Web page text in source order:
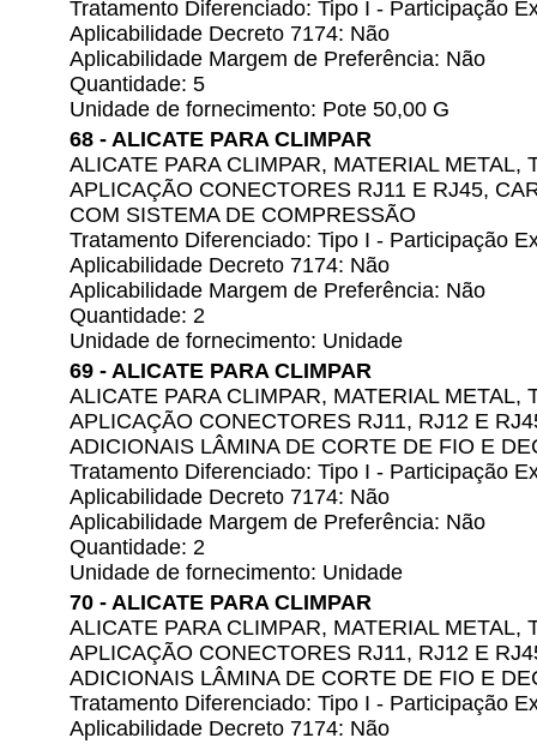
Tratamento Diferenciado: Tipo I - Participação
Aplicabilidade Decreto 7174: Não
Aplicabilidade Margem de Preferência: Não
Quantidade: 5
Unidade de fornecimento: Pote 50,00 G
68 - ALICATE PARA CLIMPAR
ALICATE PARA CLIMPAR, MATERIAL METAL,
APLICAÇÃO CONECTORES RJ11 E RJ45,
COM SISTEMA DE COMPRESSÃO
Tratamento Diferenciado: Tipo I - Participação
Aplicabilidade Decreto 7174: Não
Aplicabilidade Margem de Preferência: Não
Quantidade: 2
Unidade de fornecimento: Unidade
69 - ALICATE PARA CLIMPAR
ALICATE PARA CLIMPAR, MATERIAL METAL,
APLICAÇÃO CONECTORES RJ11, RJ12 E
ADICIONAIS LÂMINA DE CORTE DE FIO E
Tratamento Diferenciado: Tipo I - Participação
Aplicabilidade Decreto 7174: Não
Aplicabilidade Margem de Preferência: Não
Quantidade: 2
Unidade de fornecimento: Unidade
70 - ALICATE PARA CLIMPAR
ALICATE PARA CLIMPAR, MATERIAL METAL,
APLICAÇÃO CONECTORES RJ11, RJ12 E
ADICIONAIS LÂMINA DE CORTE DE FIO E
Tratamento Diferenciado: Tipo I - Participação
Aplicabilidade Decreto 7174: Não